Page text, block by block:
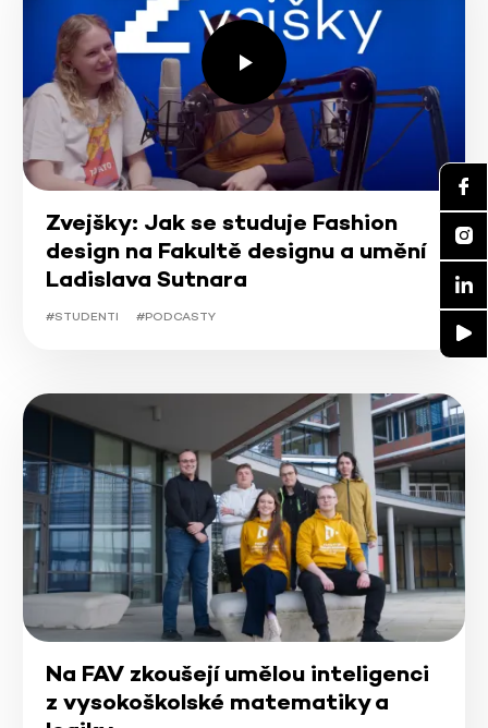
Zvejšky: Jak se studuje Fashion
design na Fakultě designu a umění
Ladislava Sutnara
#STUDENTI #PODCASTY
Na FAV zkoušejí umělou inteligenci
z vysokoškolské matematiky a